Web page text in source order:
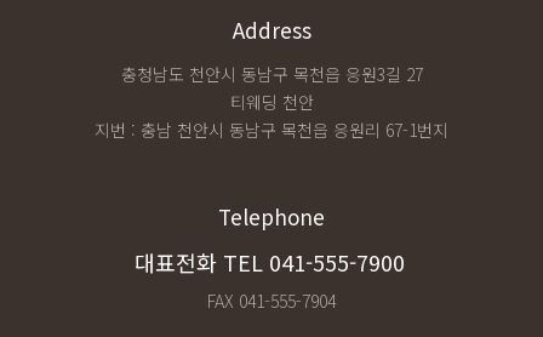
Address
충청남도 천안시 동남구 목천읍 응원3길 27
티웨딩 천안
지번 : 충남 천안시 동남구 목천읍 응원리 67-1번지
Telephone
대표전화 TEL 041-555-7900
FAX 041-555-7904